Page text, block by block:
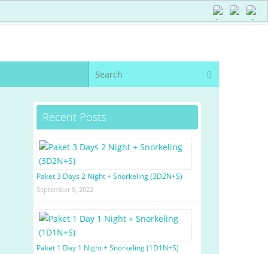
Recent Posts
Paket 3 Days 2 Night + Snorkeling (3D2N+S)
September 9, 2022
Paket 1 Day 1 Night + Snorkeling (1D1N+S)